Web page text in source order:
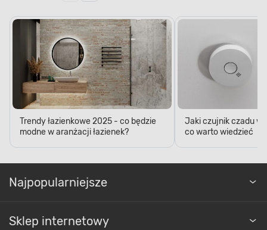
Trendy łazienkowe 2025 - co będzie
modne w aranżacji łazienek?
Jaki czujnik czadu
co warto wiedzieć
Najpopularniejsze
Sklep internetowy